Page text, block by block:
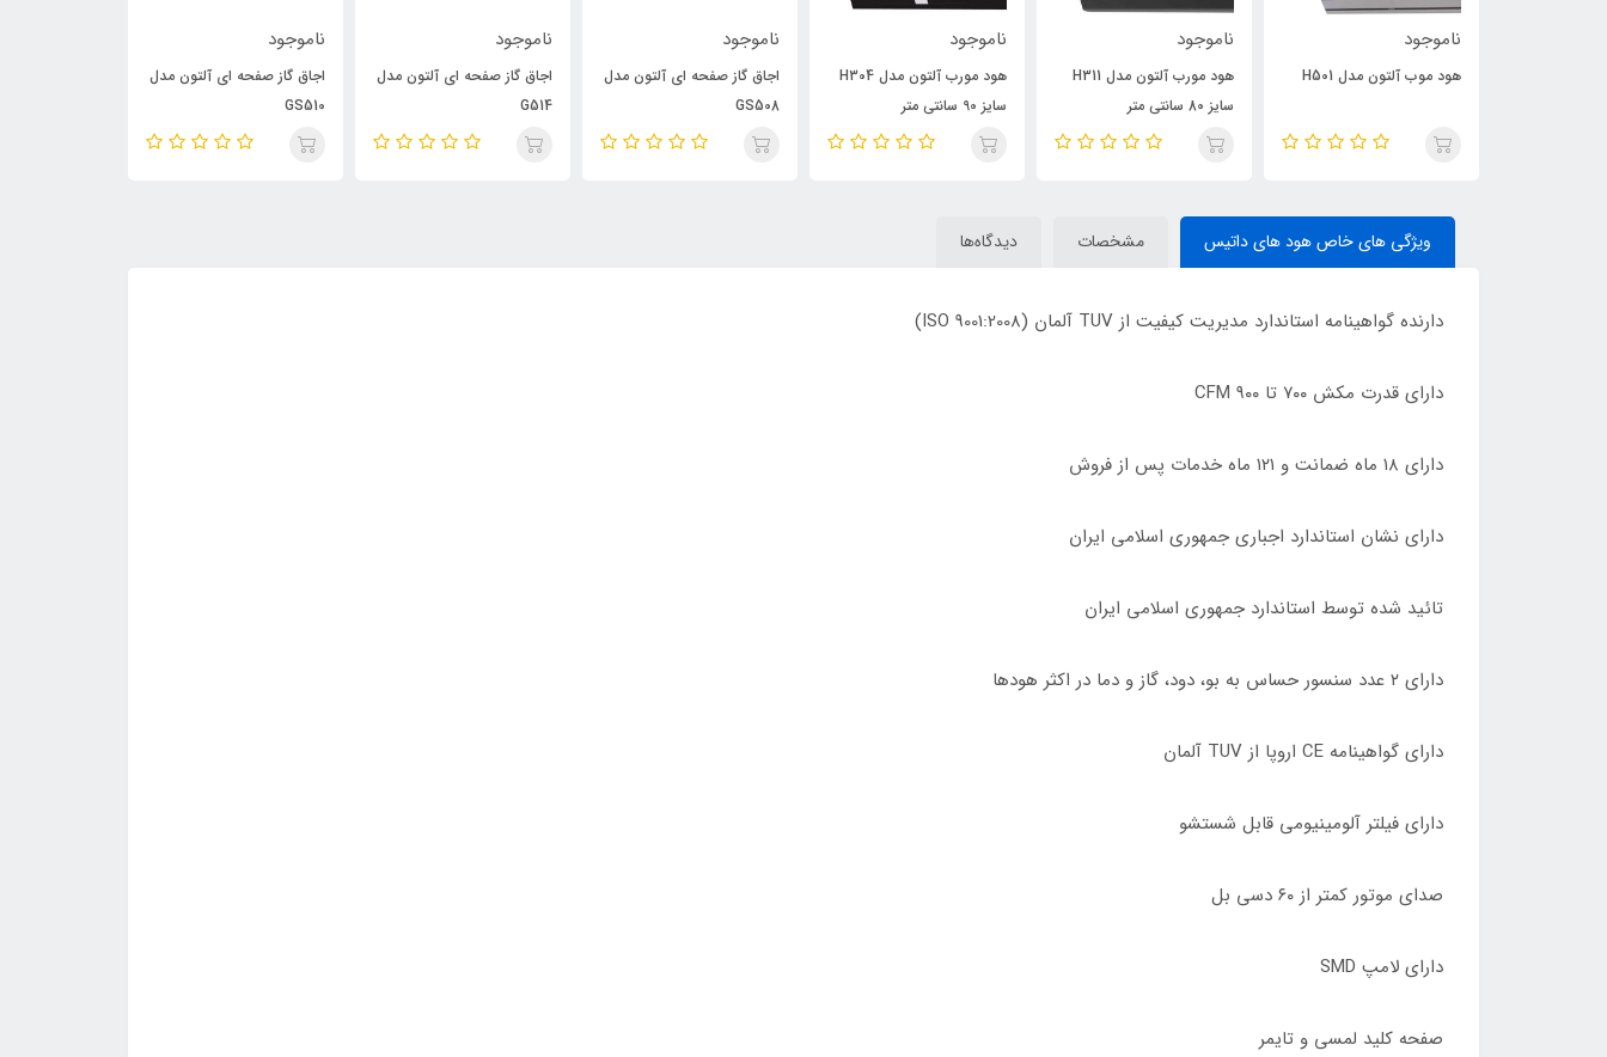
ناموجود
هود موب آلتون مدل H501
ناموجود
هود مورب آلتون مدل H311
سایز 80 سانتی متر
ناموجود
هود مورب آلتون مدل H304
سایز 90 سانتی متر
ناموجود
اجاق گاز صفحه ای آلتون مدل
GS508
ناموجود
اجاق گاز صفحه ای آلتون مدل
G514
ناموجود
اجاق گاز صفحه ای آلتون مدل
GS510
ویژگی های خاص هود های داتیس مشخصات دیدگاه‌ها
دارنده گواهینامه استاندارد مدیریت کیفیت از TUV آلمان (9001:2008 ISO)
دارای قدرت مکش ٧٠٠ تا ٩٠٠ CFM
دارای ١٨ ماه ضمانت و ١٢١ ماه خدمات پس از فروش
دارای نشان استاندارد اجباری جمهوری اسلامی ایران
تائید شده توسط استاندارد جمهوری اسلامی ایران
دارای ٢ عدد سنسور حساس به بو، دود، گاز و دما در اکثر هودها
دارای گواهینامه CE اروپا از TUV آلمان
دارای فیلتر آلومینیومی قابل شستشو
صدای موتور کمتر از ۶٠ دسی بل
دارای لامپ SMD
صفحه کلید لمسی و تایمر